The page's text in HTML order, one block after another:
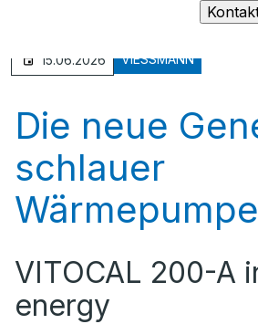
15.06.2026 VIESSMANN
Die neue
schlauer
VITOCAL 200-A
energy